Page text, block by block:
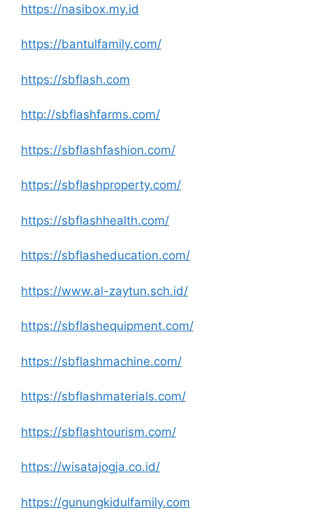
https://nasibox.my.id
https://bantulfamily.com/
https://sbflash.com
http://sbflashfarms.com/
https://sbflashfashion.com/
https://sbflashproperty.com/
https://sbflashhealth.com/
https://sbflasheducation.com/
https://www.al-zaytun.sch.id/
https://sbflashequipment.com/
https://sbflashmachine.com/
https://sbflashmaterials.com/
https://sbflashtourism.com/
https://wisatajogja.co.id/
https://gunungkidulfamily.com